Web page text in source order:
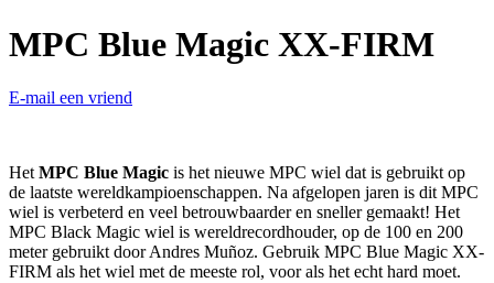
MPC Blue Magic XX-FIRM
E-mail een vriend
HetMPC Blue Magic is het nieuwe MPC wiel dat is gebruikt op
de laatste wereldkampioenschappen. Na afgelopen jaren is dit MPC
wiel is verbeterd en veel betrouwbaarder en sneller gemaakt! Het
MPC Black Magic wiel is wereldrecordhouder, op de 100 en 200
meter gebruikt door Andres Muñoz. Gebruik MPC Blue Magic XX-
FIRM als het wiel met de meeste rol, voor als het echt hard moet.